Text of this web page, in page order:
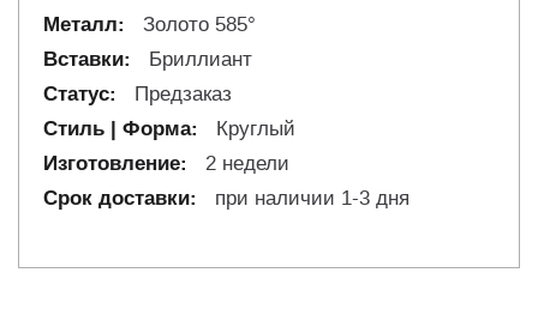
Золото 585°
Бриллиант
Предзаказ
Круглый
2 недели
при наличии 1-3 дня